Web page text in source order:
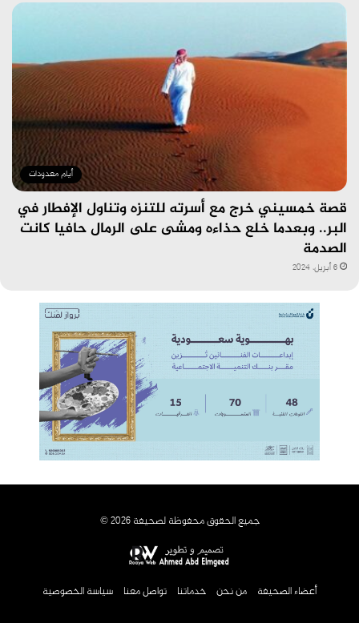
أيام معدودات
قصة خمسيني خرج مع أسرته للتنزه وتناول الإفطار في
البر.. وبعدما خلع حذاءه ومشى على الرمال حافيا كانت
الصدمة
6 أبريل، 2024
جميع الحقوق محفوظة لصحيفة 2026 ©
أعضاء الصحيفة من نحن خدماتنا تواصل معنا سياسة الخصوصية